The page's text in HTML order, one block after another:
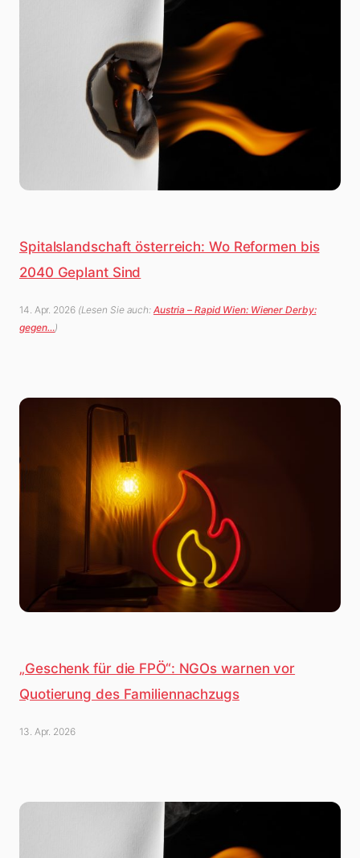
Spitalslandschaft österreich: Wo Reformen bis
2040 Geplant Sind
14. Apr. 2026 (Lesen Sie auch: Austria – Rapid Wien: Wiener Derby:
gegen…)
„Geschenk für die FPÖ“: NGOs warnen vor
Quotierung des Familiennachzugs
13. Apr. 2026